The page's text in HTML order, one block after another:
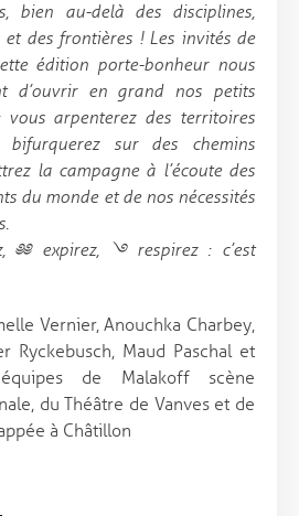
bien au-delà des disciplines,
et des frontières ! Les invités de
édition porte-bonheur nous
d’ouvrir en grand nos petits
vous arpenterez des territoires
bifurquerez sur des chemins
la campagne à l’écoute des
du monde et de nos nécessités
༅༅ expirez, ࿓ respirez : c’est
Vernier, Anouchka Charbey,
Ryckebusch, Maud Paschal et
de Malakoff scène
du Théâtre de Vanves et de
à Châtillon